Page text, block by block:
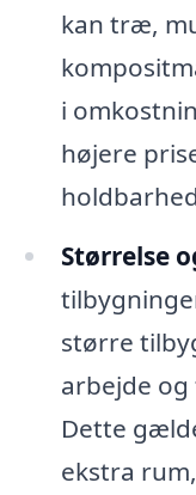
kan træ,
i
højere
Størrelse
større
arbejde
Dette
ekstra